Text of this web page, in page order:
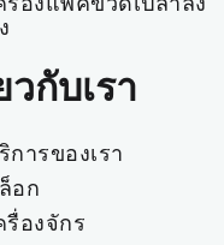
วกับเรา
การของเรา
อก
รื่องจักร